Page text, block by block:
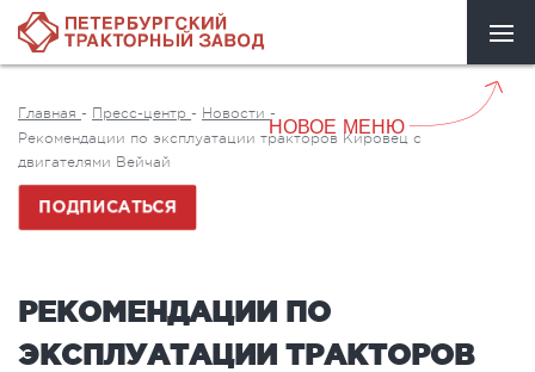
НОВОЕ МЕНЮ
Главная - Пресс-центр - Новости -
Рекомендации по эксплуатации тракторов Кировец с
двигателями Вейчай
ПОДПИСАТЬСЯ
РЕКОМЕНДАЦИИ ПО
ЭКСПЛУАТАЦИИ ТРАКТОРОВ